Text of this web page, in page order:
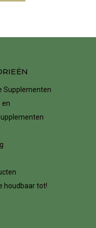
Supplementen
en
houdbaar tot!